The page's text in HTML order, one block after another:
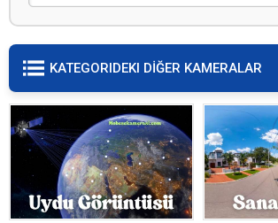
KATEGORIDEKI DİĞER KAMERALAR